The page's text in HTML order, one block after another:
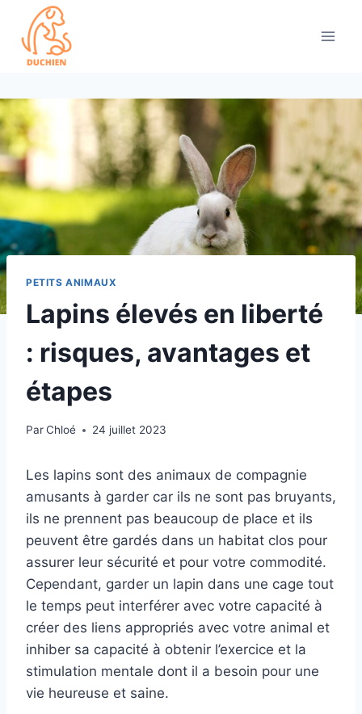
content
PETITS ANIMAUX
Lapins élevés en liberté
: risques, avantages et
étapes
ParChloé 24 juillet 2023
Les lapins sont des animaux de compagnie
amusants à garder car ils ne sont pas bruyants,
ils ne prennent pas beaucoup de place et ils
peuvent être gardés dans un habitat clos pour
assurer leur sécurité et pour votre commodité.
Cependant, garder un lapin dans une cage tout
le temps peut interférer avec votre capacité à
créer des liens appropriés avec votre animal et
inhiber sa capacité à obtenir l’exercice et la
stimulation mentale dont il a besoin pour une
vie heureuse et saine.